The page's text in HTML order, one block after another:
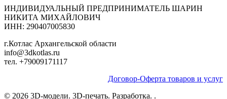
ИНДИВИДУАЛЬНЫЙ ПРЕДПРИНИМАТЕЛЬ ШАРИН
НИКИТА МИХАЙЛОВИЧ
ИНН: 290407005830
г.Котлас Архангельской области
info@3dkotlas.ru
тел. +79009171117
Договор-Оферта товаров и услуг
© 2026 3D-модели. 3D-печать. Разработка. .